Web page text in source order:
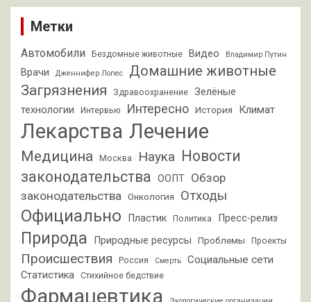
Метки
Автомобили Бездомные животные Видео Владимир Путин
Врачи Дженнифер Лопес
Домашние животные
Загрязнения
Здравоохранение
Зелёные
технологии
Интервью Интересно История Климат
Лекарства Лечение
Медицина Москва Наука Новости
законодательства ООПТ Обзор
законодательства Онкология Отходы
Официально Пластик Политика Пресс-релиз
Природа Природные ресурсы Проблемы Проекты
Происшествия Россия Смерть Социальные сети
Статистика Стихийное бедствие
Фармацевтика